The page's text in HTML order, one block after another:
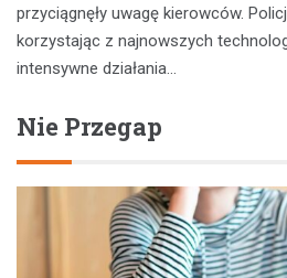
przyciągnęły uwagę kierowców.
korzystając z najnowszych
intensywne działania…
Nie Przegap